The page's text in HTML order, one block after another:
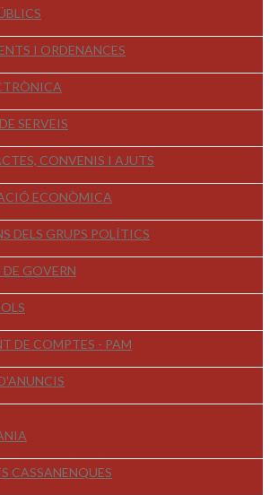
I ORDENANCES
SERVEIS
CONVENIS I AJUTS
ECONÒMICA
DELS GRUPS POLÍTICS
GOVERN
DE COMPTES - PAM
CASSANENQUES